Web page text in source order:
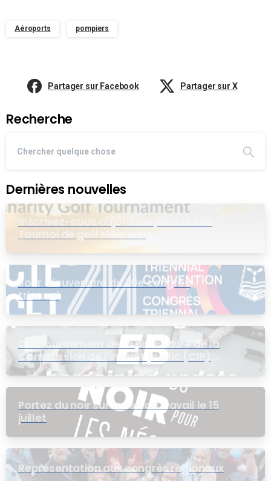
Aéroports pompiers
Partager sur Facebook Partager sur X
Recherche
Dernières nouvelles
Inscrivez-cous aujord’hui pour le 20e
Tournoi de golf Mike Wing
Jour d’ouverture du 20e congrès
triennal
Contournement de la procédure de la
Commission de l’intérêt public (CIP)
pour le groupe EB
Portez du noir sur le lieu de travail le 15
juillet
Représentation aux congrès régionaux